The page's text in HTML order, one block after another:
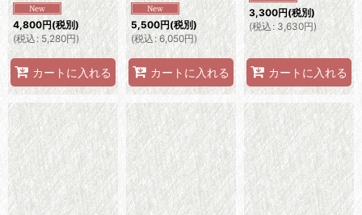
4,800円(税別)
(税込: 5,280円)
カートに入れる
5,500円(税別)
(税込: 6,050円)
カートに入れる
3,300円(税別)
(税込: 3,630円)
カートに入れる